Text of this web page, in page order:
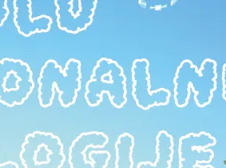
/PREVODI 12. 09. 2017.